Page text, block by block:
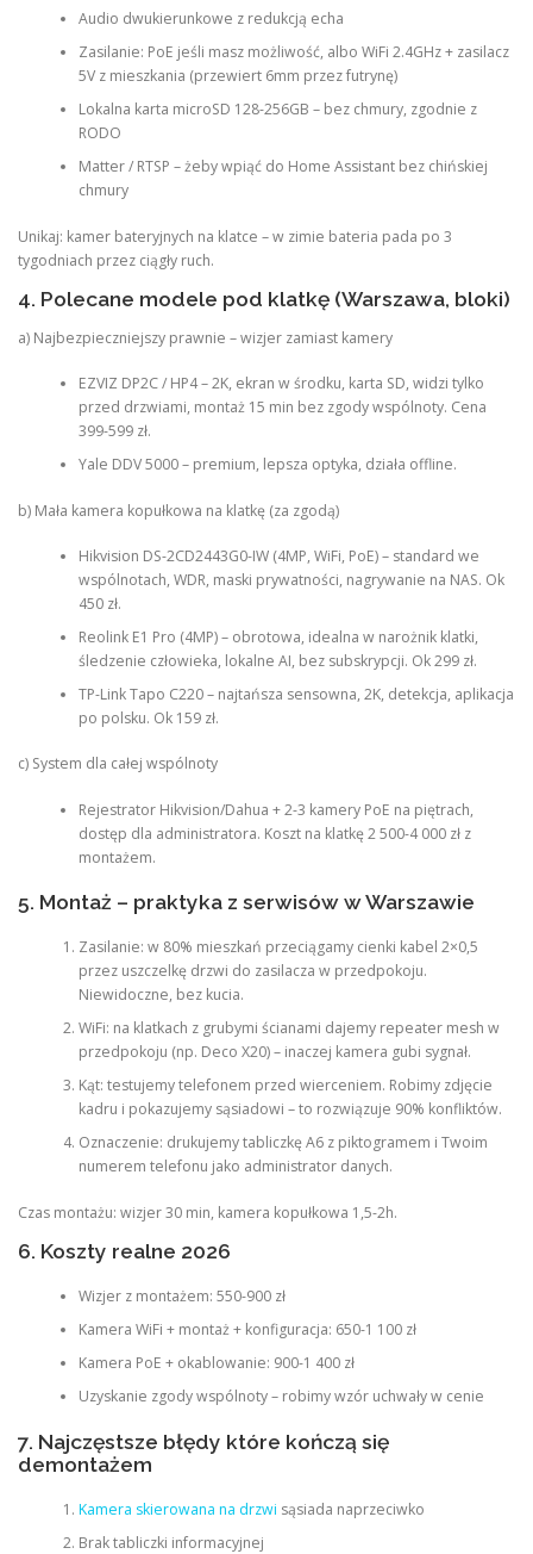
Audio dwukierunkowe z redukcją echa
Zasilanie: PoE jeśli masz możliwość, albo WiFi 2.4GHz + zasilacz
5V z mieszkania (przewiert 6mm przez futrynę)
Lokalna karta microSD 128-256GB – bez chmury, zgodnie z
RODO
Matter / RTSP – żeby wpiąć do Home Assistant bez chińskiej
chmury
Unikaj: kamer bateryjnych na klatce – w zimie bateria pada po 3
tygodniach przez ciągły ruch.
4. Polecane modele pod klatkę (Warszawa, bloki)
a) Najbezpieczniejszy prawnie – wizjer zamiast kamery
EZVIZ DP2C / HP4 – 2K, ekran w środku, karta SD, widzi tylko
przed drzwiami, montaż 15 min bez zgody wspólnoty. Cena
399-599 zł.
Yale DDV 5000 – premium, lepsza optyka, działa offline.
b) Mała kamera kopułkowa na klatkę (za zgodą)
Hikvision DS-2CD2443G0-IW (4MP, WiFi, PoE) – standard we
wspólnotach, WDR, maski prywatności, nagrywanie na NAS. Ok
450 zł.
Reolink E1 Pro (4MP) – obrotowa, idealna w narożnik klatki,
śledzenie człowieka, lokalne AI, bez subskrypcji. Ok 299 zł.
TP-Link Tapo C220 – najtańsza sensowna, 2K, detekcja, aplikacja
po polsku. Ok 159 zł.
c) System dla całej wspólnoty
Rejestrator Hikvision/Dahua + 2-3 kamery PoE na piętrach,
dostęp dla administratora. Koszt na klatkę 2 500-4 000 zł z
montażem.
5. Montaż – praktyka z serwisów w Warszawie
Zasilanie: w 80% mieszkań przeciągamy cienki kabel 2×0,5
przez uszczelkę drzwi do zasilacza w przedpokoju.
Niewidoczne, bez kucia.
WiFi: na klatkach z grubymi ścianami dajemy repeater mesh w
przedpokoju (np. Deco X20) – inaczej kamera gubi sygnał.
Kąt: testujemy telefonem przed wierceniem. Robimy zdjęcie
kadru i pokazujemy sąsiadowi – to rozwiązuje 90% konfliktów.
Oznaczenie: drukujemy tabliczkę A6 z piktogramem i Twoim
numerem telefonu jako administrator danych.
Czas montażu: wizjer 30 min, kamera kopułkowa 1,5-2h.
6. Koszty realne 2026
Wizjer z montażem: 550-900 zł
Kamera WiFi + montaż + konfiguracja: 650-1 100 zł
Kamera PoE + okablowanie: 900-1 400 zł
Uzyskanie zgody wspólnoty – robimy wzór uchwały w cenie
7. Najczęstsze błędy które kończą się
demontażem
Kamera skierowana na drzwi sąsiada naprzeciwko
Brak tabliczki informacyjnej